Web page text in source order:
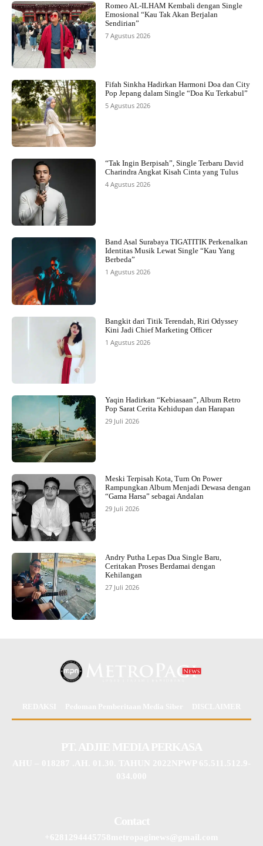
Romeo AL-ILHAM Kembali dengan Single
Emosional “Kau Tak Akan Berjalan
Sendirian”
7 Agustus 2026
Fifah Sinkha Hadirkan Harmoni Doa dan City
Pop Jepang dalam Single “Doa Ku Terkabul”
5 Agustus 2026
“Tak Ingin Berpisah”, Single Terbaru David
Charindra Angkat Kisah Cinta yang Tulus
4 Agustus 2026
Band Asal Surabaya TIGATITIK Perkenalkan
Identitas Musik Lewat Single “Kau Yang
Berbeda”
1 Agustus 2026
Bangkit dari Titik Terendah, Riri Odyssey
Kini Jadi Chief Marketing Officer
1 Agustus 2026
Yaqin Hadirkan “Kebiasaan”, Album Retro
Pop Sarat Cerita Kehidupan dan Harapan
29 Juli 2026
Meski Terpisah Kota, Turn On Power
Rampungkan Album Menjadi Dewasa dengan
“Gama Harsa” sebagai Andalan
29 Juli 2026
Andry Putha Lepas Dua Single Baru,
Ceritakan Proses Berdamai dengan
Kehilangan
27 Juli 2026